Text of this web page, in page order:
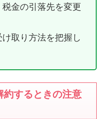
金の引落先を変更
取り方法を把握し
約するときの注意